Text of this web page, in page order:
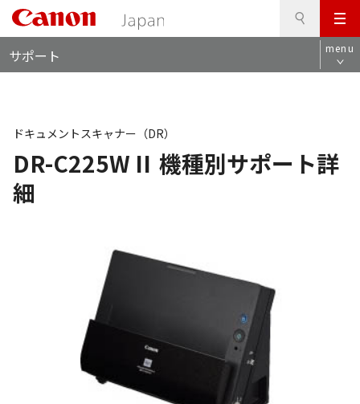
メ
ニ
ュ
サポート menu
DR-C225W II 機種別サポート詳
細
ドキュメントスキャナー（DR）